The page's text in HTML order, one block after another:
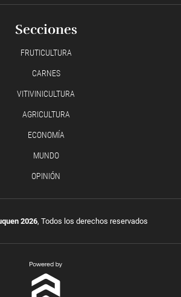
Secciones
FRUTICULTURA
CARNES
VITIVINICULTURA
AGRICULTURA
ECONOMÍA
MUNDO
OPINIÓN
2026, Todos los derechos reservados